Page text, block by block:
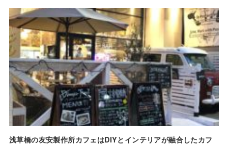
浅草橋の友安製作所カフェはDIYとインテリアが融合したカフ